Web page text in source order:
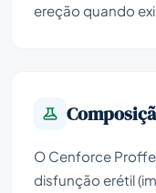
ereção quando
O Cenforce
disfunção erétil